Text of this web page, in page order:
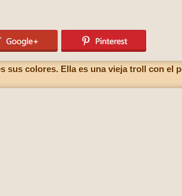
sus colores. Ella es una vieja troll con el